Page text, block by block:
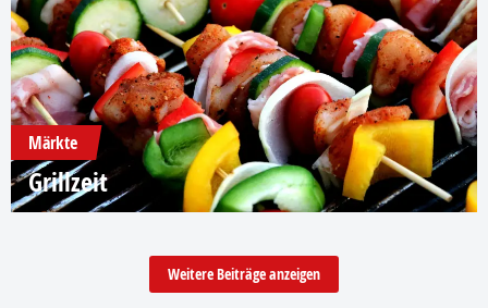
Märkte
Grillzeit
Weitere Beiträge anzeigen